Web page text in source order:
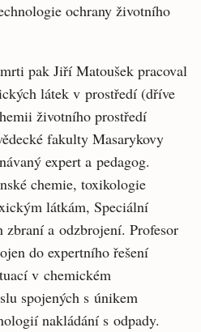
ochrany životního
pak Jiří Matoušek pracoval
látek v prostředí (dříve
životního prostředí
fakulty Masarykovy
expert a pedagog.
chemie, toxikologie
látkám, Speciální
a odzbrojení. Profesor
do expertního řešení
v chemickém
spojených s únikem
nakládání s odpady.